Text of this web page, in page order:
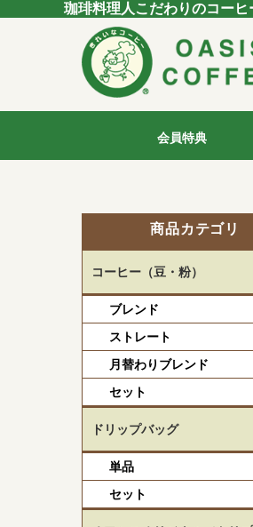
珈琲料理人こだわりのコー
会員特典
商品カテゴリ
コーヒー（豆・粉）
ブレンド
ストレート
月替わりブレンド
セット
ドリップバッグ
単品
セット